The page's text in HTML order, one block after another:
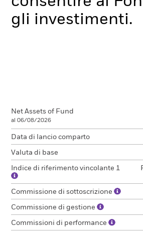
gli investimenti.
Net Assets of Fund
al 06/08/2026
Data di lancio comparto
Valuta di base
Indice di riferimento vincolante 1
Commissione di sottoscrizione
Commissione di gestione
Commissioni di performance